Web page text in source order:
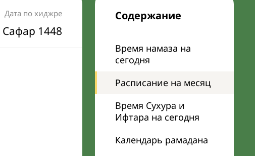
Содержание
Время намаза на
сегодня
Расписание на месяц
Время Сухура и
Ифтара на сегодня
Календарь рамадана
Дата по хиджре
Сафар 1448